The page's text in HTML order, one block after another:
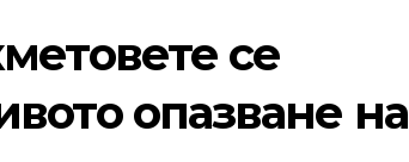
се
опазване на